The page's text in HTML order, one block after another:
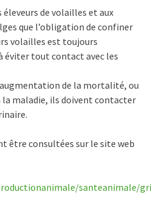
éleveurs de volailles et aux
que l’obligation de confiner
volailles est toujours
éviter tout contact avec les
de la mortalité, ou
maladie, ils doivent contacter
être consultées sur le site web
santeanimale/